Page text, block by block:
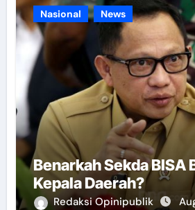
Nasional News
Benarkah Sekda BISA
Kepala Daerah?
Redaksi Opinipublik